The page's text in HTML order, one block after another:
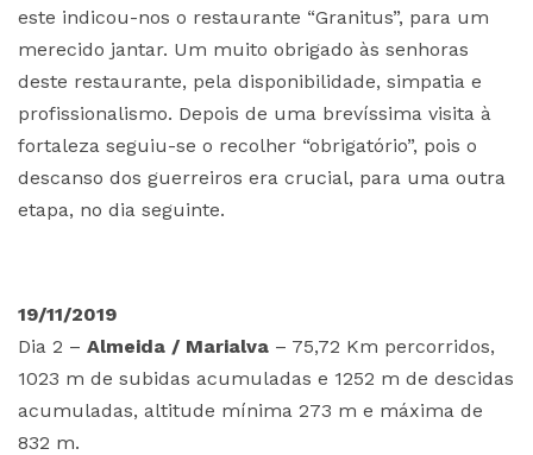
este indicou-nos o restaurante “Granitus”, para um
merecido jantar. Um muito obrigado às senhoras
deste restaurante, pela disponibilidade, simpatia e
profissionalismo. Depois de uma brevíssima visita à
fortaleza seguiu-se o recolher “obrigatório”, pois o
descanso dos guerreiros era crucial, para uma outra
etapa, no dia seguinte.
19/11/2019
Dia 2 – Almeida / Marialva – 75,72 Km percorridos,
1023 m de subidas acumuladas e 1252 m de descidas
acumuladas, altitude mínima 273 m e máxima de
832 m.